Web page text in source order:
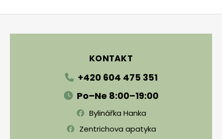
KONTAKT
+420 604 475 351
Po–Ne 8:00–19:00
Bylinářka Hanka
Zentrichova apatyka